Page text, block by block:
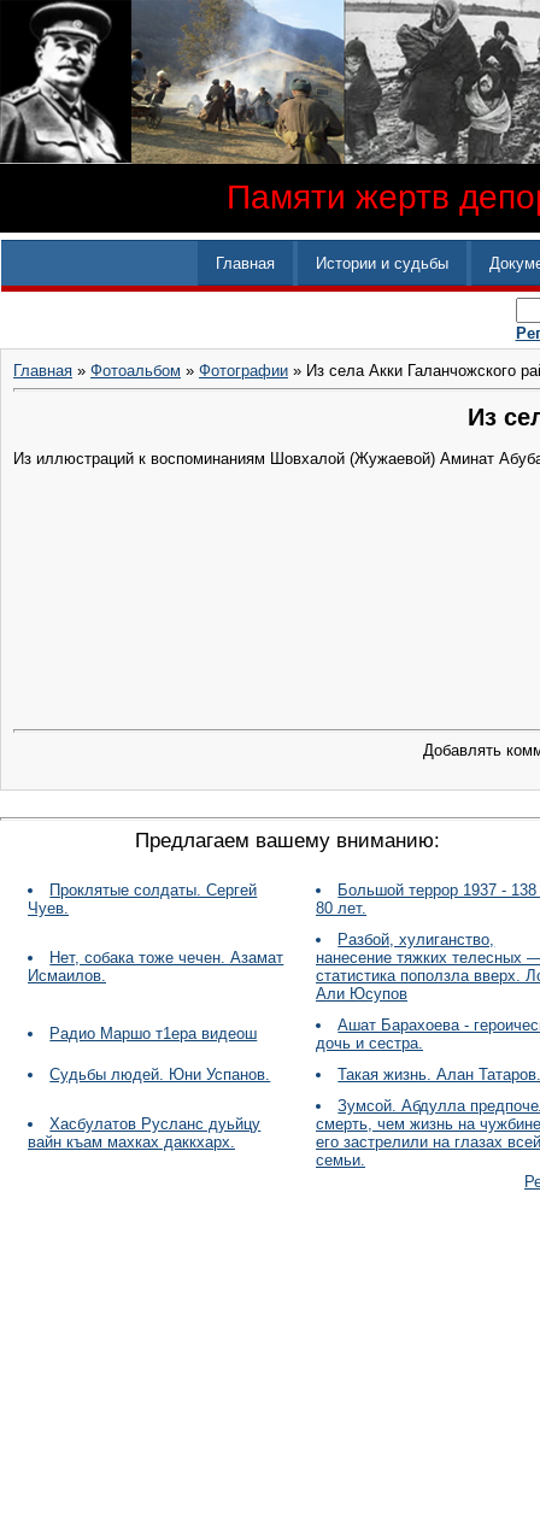
Памяти жертв
Главная Истории и судьбы
Главная » Фотоальбом » Фотографии » Из села Акки Галанчожского
Из
Из иллюстраций к воспоминаниям Шовхалой (Жужаевой) Аминат
Добавлять
Предлагаем вашему вниманию:
Проклятые солдаты. Сергей
Чуев.
Большой террор 1937 - 138
80 лет.
Нет, собака тоже чечен. Азамат
Исмаилов.
Разбой, хулиганство,
нанесение тяжких телесных
статистика поползла вверх.
Али Юсупов
Радио Маршо т1ера видеош
Ашат Барахоева -
дочь и сестра.
Судьбы людей. Юни Успанов.
Такая жизнь. Алан
Хасбулатов Русланс дуьйцу
вайн къам махках даккхарх.
Зумсой. Абдулла
смерть, чем жизнь на
его застрелили на глазах всей
семьи.